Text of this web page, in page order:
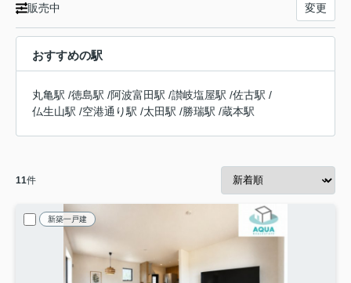
販売中 変更
おすすめの駅
丸亀駅 /徳島駅 /阿波富田駅 /讃岐塩屋駅 /佐古駅 /
仏生山駅 /空港通り駅 /太田駅 /勝瑞駅 /蔵本駅
11件
新築一戸建